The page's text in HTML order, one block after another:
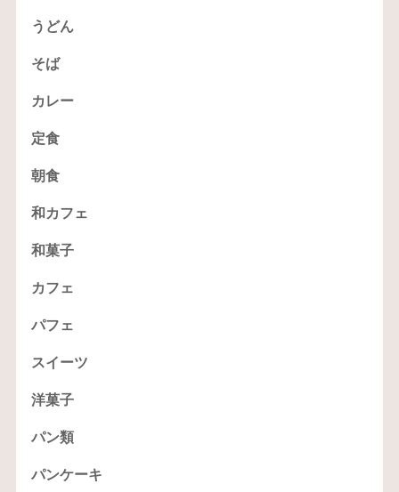
うどん
そば
カレー
定食
朝食
和カフェ
和菓子
カフェ
パフェ
スイーツ
洋菓子
パン類
パンケーキ